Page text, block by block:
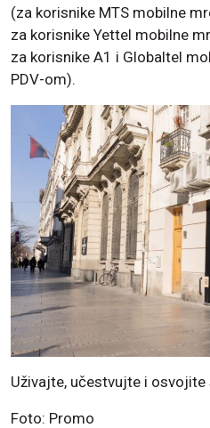
(za korisnike MTS mobilne
za korisnike Yettel mobilne
za korisnike A1 i Globaltel
PDV-om).
Uživajte, učestvujte i osvojite
Foto: Promo